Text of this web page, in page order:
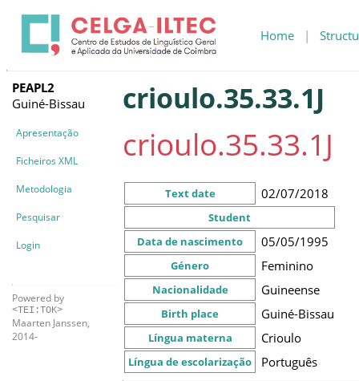
Home |
PEAPL2
Guiné-Bissau
Apresentação
Ficheiros XML
Metodologia
Pesquisar
Login
Powered by
<TEI:TOK>
Maarten Janssen,
2014-
crioulo.35.33.1J
crioulo.35.33.1J
Text date 02/07/2018
Student
Data de nascimento
05/05/1995
Género Feminino
Nacionalidade Guineense
Birth place Guiné-Bissau
Língua materna Crioulo
Língua de escolarização Português